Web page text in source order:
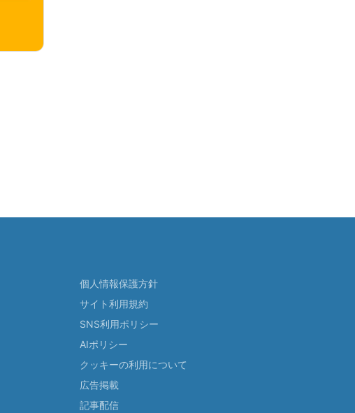
個人情報保護方針
サイト利用規約
SNS利用ポリシー
AIポリシー
クッキーの利用について
広告掲載
記事配信